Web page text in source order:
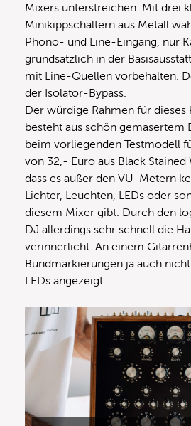
Mixers unterstreichen. Mit drei
Minikippschaltern aus Metall
Phono- und Line-Eingang, nur
grundsätzlich in der
mit Line-Quellen vorbehalten.
der Isolator-Bypass.
Der würdige Rahmen für dieses
besteht aus schön gemasertem
beim vorliegenden Testmodell
von 32,- Euro aus Black Stained
dass es außer den VU-Metern
Lichter, Leuchten, LEDs oder
diesem Mixer gibt. Durch den
DJ allerdings sehr schnell die
verinnerlicht. An einem
Bundmarkierungen ja auch
LEDs angezeigt.